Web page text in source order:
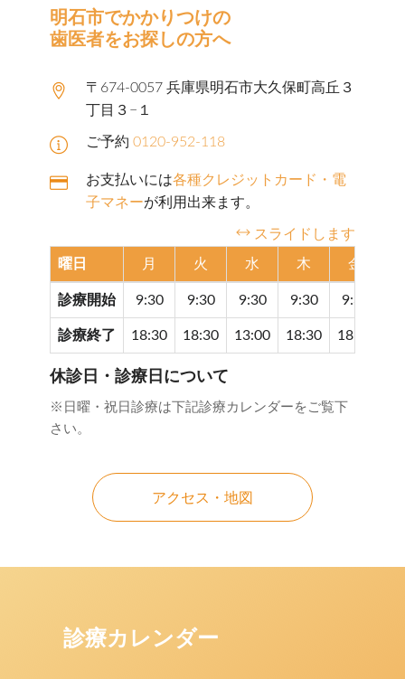
明石市でかかりつけの
歯医者をお探しの方へ
〒674-0057 兵庫県明石市大久保町高丘３
丁目３−１
ご予約 0120-952-118
お支払いには各種クレジットカード・電
子マネーが利用出来ます。
スライドします
曜日 月 火 水 木 金
診療開始 9:30 9:30 9:30 9:30 9:30
診療終了 18:30 18:30 13:00 18:30 18:30
休診日・診療日について
※日曜・祝日診療は下記診療カレンダーをご覧下
さい。
アクセス・地図
診療カレンダー